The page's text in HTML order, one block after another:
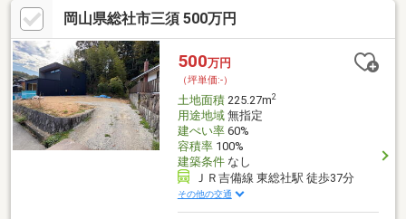
岡山県総社市三須 500万円
500万円
（坪単価:-）
土地面積225.27m2
用途地域無指定
建ぺい率60%
容積率100%
建築条件なし
ＪＲ吉備線 東総社駅 徒歩37分
その他の交通